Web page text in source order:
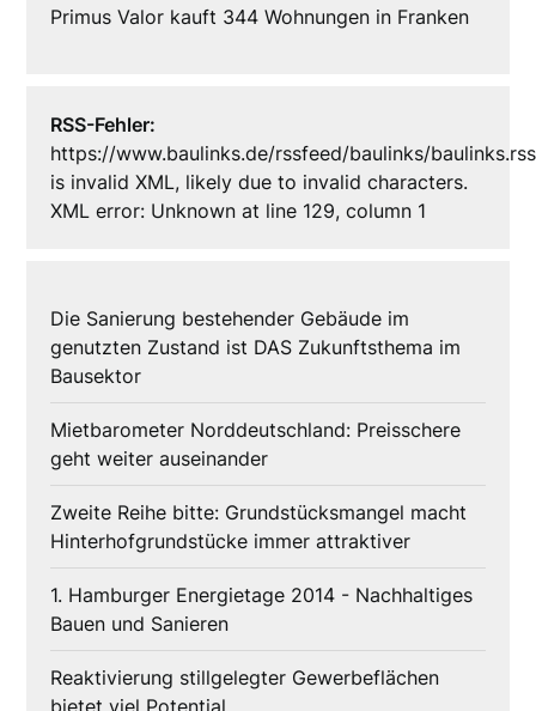
Primus Valor kauft 344 Wohnungen in Franken
RSS-Fehler:
https://www.baulinks.de/rssfeed/baulinks/baulinks.rss
is invalid XML, likely due to invalid characters.
XML error: Unknown at line 129, column 1
Die Sanierung bestehender Gebäude im
genutzten Zustand ist DAS Zukunftsthema im
Bausektor
Mietbarometer Norddeutschland: Preisschere
geht weiter auseinander
Zweite Reihe bitte: Grundstücksmangel macht
Hinterhofgrundstücke immer attraktiver
1. Hamburger Energietage 2014 - Nachhaltiges
Bauen und Sanieren
Reaktivierung stillgelegter Gewerbeflächen